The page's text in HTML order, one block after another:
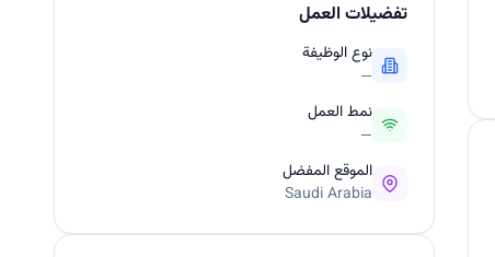
تفضيلات العمل
نوع الوظيفة
—
نمط العمل
—
الموقع المفضل
Saudi Arabia